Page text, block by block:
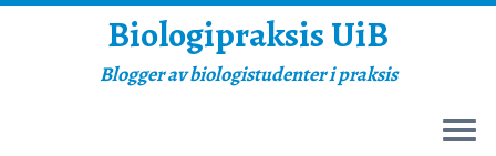
Biologipraksis UiB
Blogger av biologistudenter i praksis